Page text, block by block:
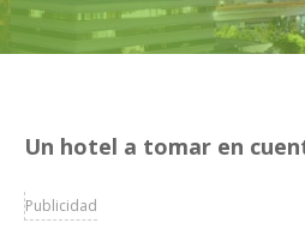
Un hotel a tomar en
Publicidad